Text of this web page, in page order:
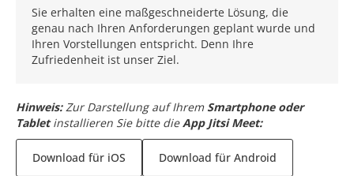
Sie erhalten eine maßgeschneiderte Lösung, die
genau nach Ihren Anforderungen geplant wurde und
Ihren Vorstellungen entspricht. Denn Ihre
Zufriedenheit ist unser Ziel.
Hinweis: Zur Darstellung auf Ihrem Smartphone oder
Tabletinstallieren Sie bitte dieApp Jitsi Meet:
Download für iOS Download für Android